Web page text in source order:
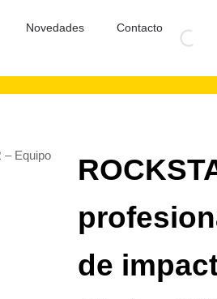
Novedades Contacto
– Equipo
de